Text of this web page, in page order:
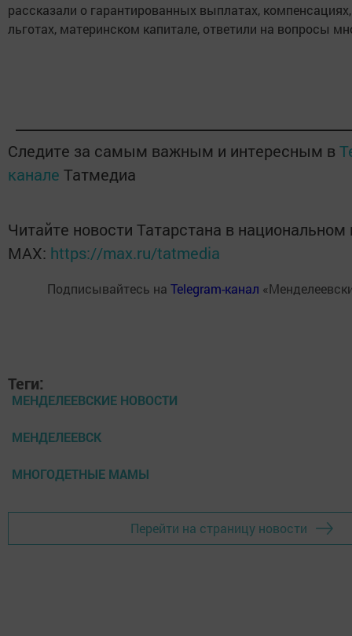
рассказали о гарантированных выплатах,
льготах, материнском капитале, ответили на вопросы
Следите за самым важным и интересным в
канале Татмедиа
Читайте новости Татарстана в
MАХ: https://max.ru/tatmedia
Подписывайтесь на Telegram-канал
Теги:
МЕНДЕЛЕЕВСКИЕ НОВОСТИ
МЕНДЕЛЕЕВСК
МНОГОДЕТНЫЕ МАМЫ
Перейти на страницу новости